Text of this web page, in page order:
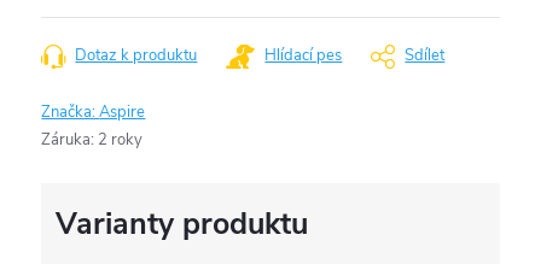
Dotaz k produktu Hlídací pes Sdílet
Značka:Aspire
Záruka: 2 roky